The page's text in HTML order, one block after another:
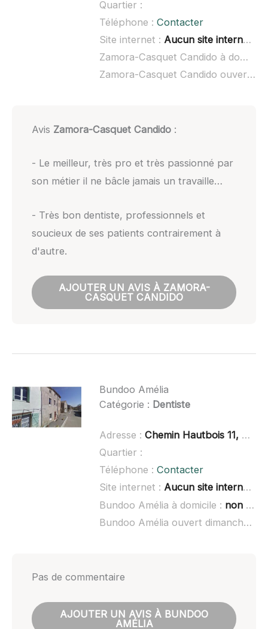
Quartier :
Téléphone : Contacter
Site internet : Aucun site internet connu
Zamora-Casquet Candido à domicile :
Zamora-Casquet Candido ouvert dimanche :
Avis Zamora-Casquet Candido:
- Le meilleur, très pro et très passionné par
son métier il ne bâcle jamais un travaille…
- Très bon dentiste, professionnels et
soucieux de ses patients contrairement à
d'autre.
AJOUTER UN AVIS À ZAMORA-
CASQUET CANDIDO
Bundoo Amélia
Catégorie : Dentiste
Adresse : Chemin Hautbois 11, 97417 Saint-Denis
Quartier :
Téléphone : Contacter
Site internet : Aucun site internet connu
Bundoo Amélia à domicile : non renseigné
Bundoo Amélia ouvert dimanche :
Pas de commentaire
AJOUTER UN AVIS À BUNDOO
AMÉLIA